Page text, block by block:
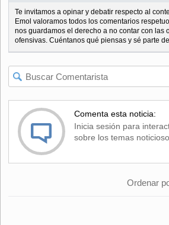
Te invitamos a opinar y debatir respecto al
Emol valoramos todos los comentarios
nos guardamos el derecho a no contar con las
ofensivas. Cuéntanos qué piensas y sé parte
Comenta esta noticia:
Inicia sesión para
sobre los temas
Ordenar